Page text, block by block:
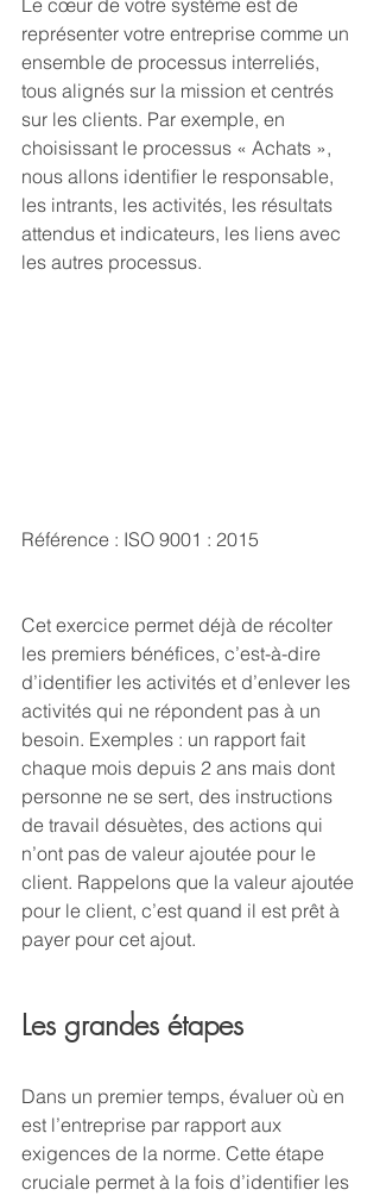
représenter votre entreprise comme un
ensemble de processus interreliés,
tous alignés sur la mission et centrés
sur les clients. Par exemple, en
choisissant le processus « Achats »,
nous allons identifier le responsable,
les intrants, les activités, les résultats
attendus et indicateurs, les liens avec
les autres processus.
Référence : ISO 9001 : 2015
Cet exercice permet déjà de récolter
les premiers bénéfices, c’est-à-dire
d’identifier les activités et d’enlever les
activités qui ne répondent pas à un
besoin. Exemples : un rapport fait
chaque mois depuis 2 ans mais dont
personne ne se sert, des instructions
de travail désuètes, des actions qui
n’ont pas de valeur ajoutée pour le
client. Rappelons que la valeur ajoutée
pour le client, c’est quand il est prêt à
payer pour cet ajout.
Les grandes étapes
Dans un premier temps, évaluer où en
est l’entreprise par rapport aux
exigences de la norme. Cette étape
cruciale permet à la fois d’identifier les